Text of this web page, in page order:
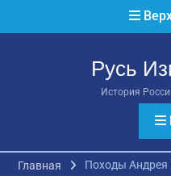
Русь
История
Главная Походы Андрея